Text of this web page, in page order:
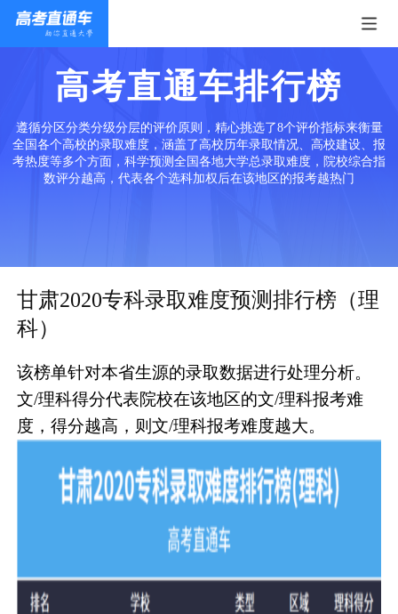
高考直通车排行榜
遵循分区分类分级分层的评价原则，精心挑选了8个评价指标来衡量
全国各个高校的录取难度，涵盖了高校历年录取情况、高校建设、报
考热度等多个方面，科学预测全国各地大学总录取难度，院校综合指
数评分越高，代表各个选科加权后在该地区的报考越热门
甘肃2020专科录取难度预测排行榜（理
科）
该榜单针对本省生源的录取数据进行处理分析。
文/理科得分代表院校在该地区的文/理科报考难
度，得分越高，则文/理科报考难度越大。